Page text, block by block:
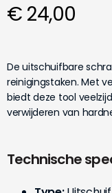
€ 24,00
De uitschuifbare
reinigingstaken. Met
biedt deze tool
verwijderen van
Technische